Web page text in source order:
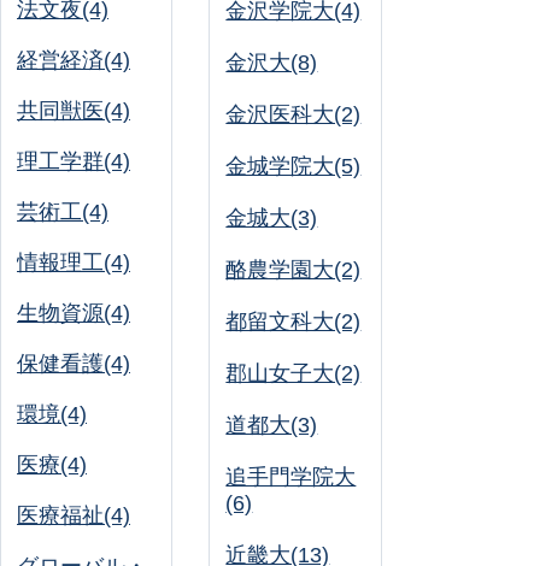
法文夜(4)
経営経済(4)
共同獣医(4)
理工学群(4)
芸術工(4)
情報理工(4)
生物資源(4)
保健看護(4)
環境(4)
医療(4)
医療福祉(4)
金沢学院大(4)
金沢大(8)
金沢医科大(2)
金城学院大(5)
金城大(3)
酪農学園大(2)
都留文科大(2)
郡山女子大(2)
道都大(3)
追手門学院大
(6)
近畿大(13)